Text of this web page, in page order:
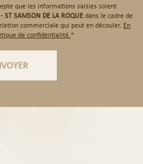
que les informations saisies soient
ST SAMSON DE LA ROQUEdans le cadre de
commerciale qui peut en découler. En
de confidentialité.*